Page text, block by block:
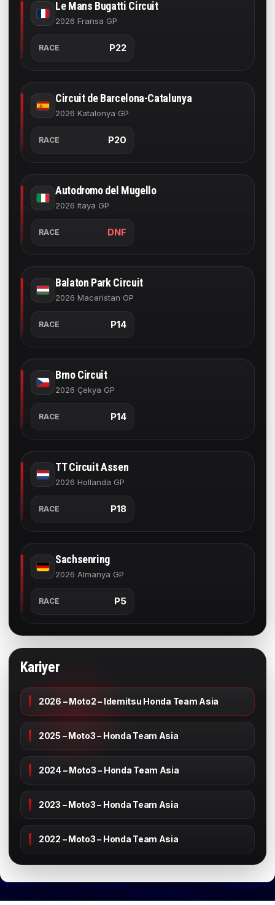
Le Mans Bugatti Circuit
2026 Fransa GP
RACE P22
Circuit de Barcelona-Catalunya
2026 Katalonya GP
RACE P20
Autodromo del Mugello
2026 Itaya GP
RACE DNF
Balaton Park Circuit
2026 Macaristan GP
RACE P14
Brno Circuit
2026 Çekya GP
RACE P14
TT Circuit Assen
2026 Hollanda GP
RACE P18
Sachsenring
2026 Almanya GP
RACE P5
Kariyer
2026 – Moto2 – Idemitsu Honda Team Asia
2025 – Moto3 – Honda Team Asia
2024 – Moto3 – Honda Team Asia
2023 – Moto3 – Honda Team Asia
2022 – Moto3 – Honda Team Asia